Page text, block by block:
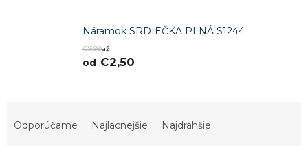
Náramok SRDIEČKA PLNÁ S1244
€9,99až
od €2,50
Odporúčame Najlacnejšie Najdrahšie